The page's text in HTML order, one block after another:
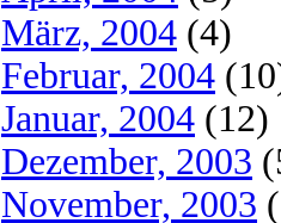
März, 2004 (4)
Februar, 2004
Januar, 2004 (12)
Dezember, 2003
November, 2003